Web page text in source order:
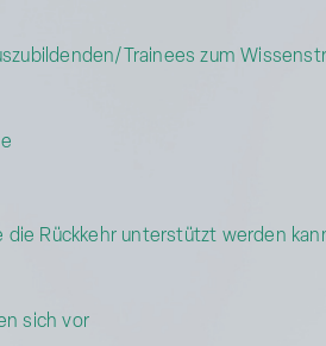
Trainees zum
Rückkehr unterstützt werden
sich vor